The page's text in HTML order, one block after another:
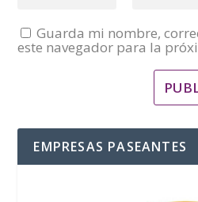
Guarda mi nombre,
este navegador para la
EMPRESAS PASEANTES